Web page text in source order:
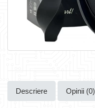
Descriere Opinii (0)